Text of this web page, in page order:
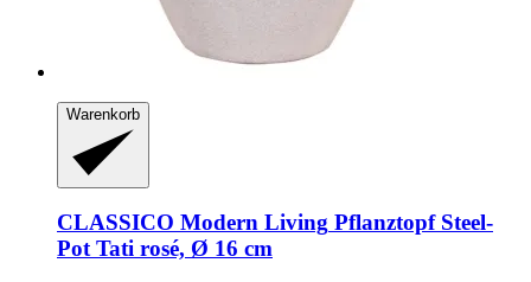
Warenkorb
CLASSICO Modern Living Pflanztopf Steel-​
Pot Tati rosé, Ø 16 cm